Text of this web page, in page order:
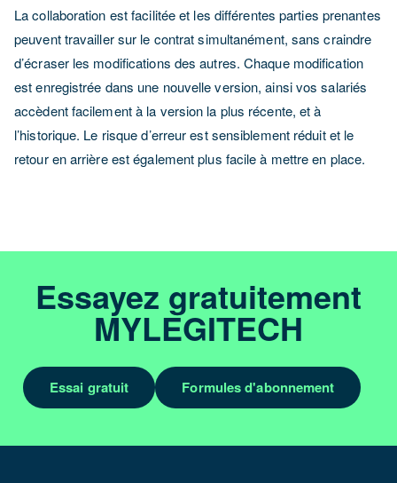
La collaboration est facilitée et les différentes parties prenantes
peuvent travailler sur le contrat simultanément, sans craindre
d’écraser les modifications des autres. Chaque modification
est enregistrée dans une nouvelle version, ainsi vos salariés
accèdent facilement à la version la plus récente, et à
l’historique. Le risque d’erreur est sensiblement réduit et le
retour en arrière est également plus facile à mettre en place.
Essayez gratuitement
MYLEGITECH
Essai gratuit Formules d'abonnement